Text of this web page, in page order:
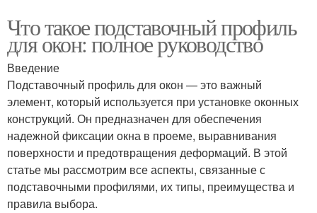
Что такое подставочный профиль
для окон: полное руководство
Введение
Подставочный профиль для окон — это важный
элемент, который используется при установке оконных
конструкций. Он предназначен для обеспечения
надежной фиксации окна в проеме, выравнивания
поверхности и предотвращения деформаций. В этой
статье мы рассмотрим все аспекты, связанные с
подставочными профилями, их типы, преимущества и
правила выбора.